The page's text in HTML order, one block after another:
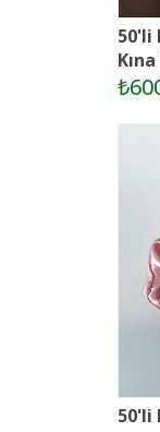
50'li
50'li